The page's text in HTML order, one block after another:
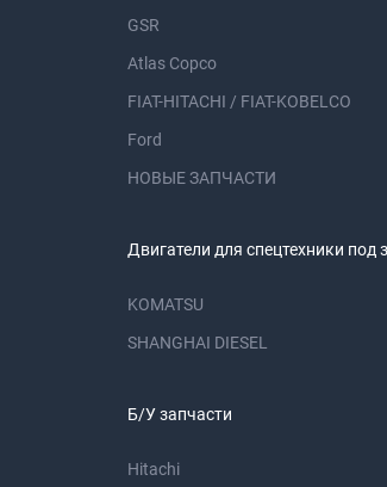
GSR
Atlas Copco
FIAT-HITACHI / FIAT-KOBELCO
Ford
НОВЫЕ ЗАПЧАСТИ
Двигатели для спецтехники под
KOMATSU
SHANGHAI DIESEL
Б/У запчасти
Hitachi